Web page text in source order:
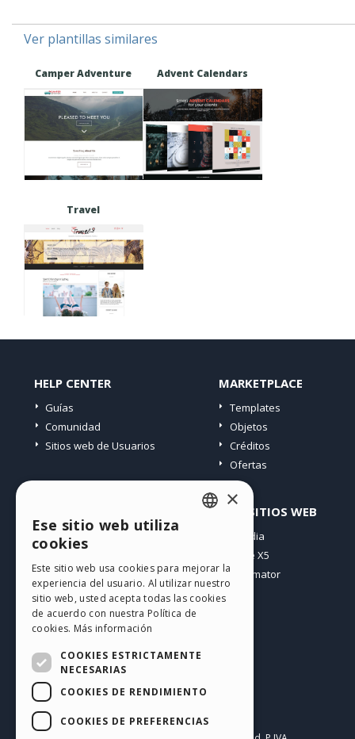
Ver plantillas similares
Camper Adventure Advent Calendars
Travel
HELP CENTER
Guías
Comunidad
Sitios web de Usuarios
MARKETPLACE
Templates
Objetos
Créditos
Ofertas
Mis post
Mis download
Espacio Web
Mis Créditos
OTROS SITIOS WEB
Incomedia
WebSite X5
WebAnimator
Español
GERMAN
SPANISH
RUSSIAN
FRENCH
×
Ese sitio web utiliza
cookies
Este sitio web usa cookies para mejorar la
experiencia del usuario. Al utilizar nuestro
sitio web, usted acepta todas las cookies
de acuerdo con nuestra Política de
cookies. Más información
COOKIES ESTRICTAMENTE
NECESARIAS
COOKIES DE RENDIMIENTO
COOKIES DE PREFERENCIAS